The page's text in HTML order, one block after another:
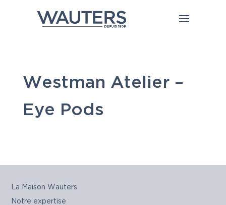
Westman Atelier –
Eye Pods
La Maison Wauters
Notre expertise